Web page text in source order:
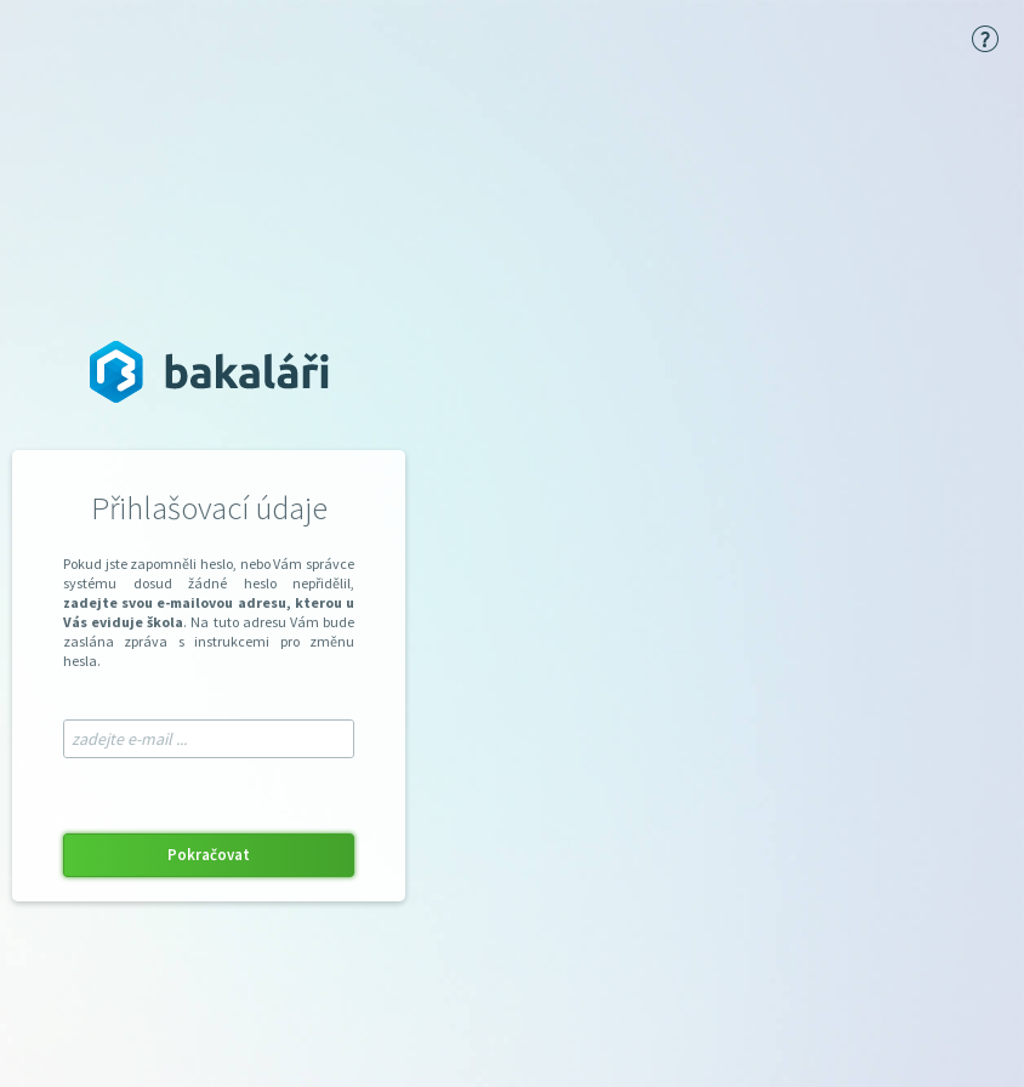
Přihlašovací údaje
Pokud jste zapomněli heslo, nebo Vám správce
systému dosud žádné heslo nepřidělil,
zadejte svou e-mailovou adresu, kterou u
Vás eviduje škola. Na tuto adresu Vám bude
zaslána zpráva s instrukcemi pro změnu
hesla.
Pokračovat